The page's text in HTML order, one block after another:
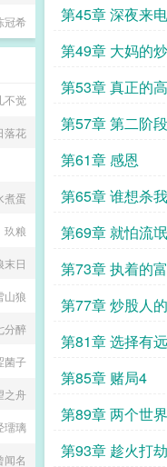
第45章 深夜来电
第49章 大妈的
第53章 真正的
大化
第57章 第二阶
第61章 感恩
第65章 谁想杀我
第69章 就怕流
第73章 执着的
第77章 炒股人
第81章 选择有
人
第85章 赌局4
第89章 两个世
第93章 趁火打劫
冠希
不觉
落花
煮蛋
玖粮
末日
山狼
分醉
菌子
之舟
璢璃
闻名